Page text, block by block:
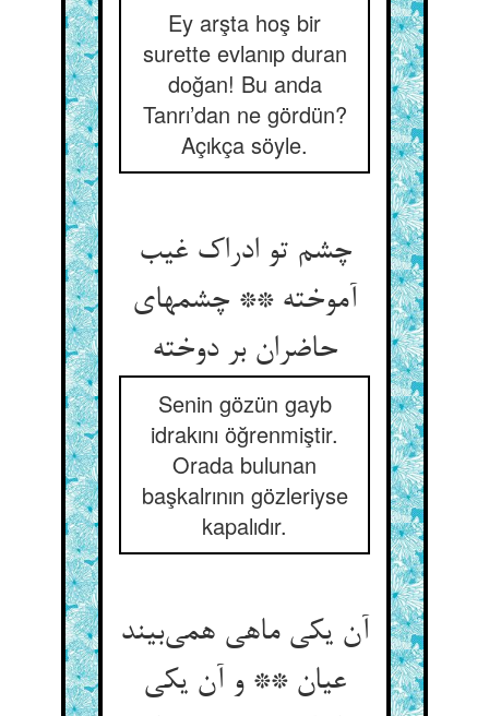
Ey arşta hoş bir
surette evlanıp duran
doğan! Bu anda
Tanrı’dan ne gördün?
Açıkça söyle.
چشم تو ادراک غیب
آموخته ** چشمهای
Senin gözün gayb
idrakını öğrenmiştir.
Orada bulunan
başkalrının gözleriyse
kapalıdır.
آن یکی ماهی همی‌‌بیند
عیان ** و آن یکی